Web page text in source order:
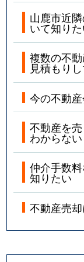
山鹿市近
いて知り
複数の不
見積もり
今の不動
不動産を
わからない
仲介手数
知りたい
不動産売